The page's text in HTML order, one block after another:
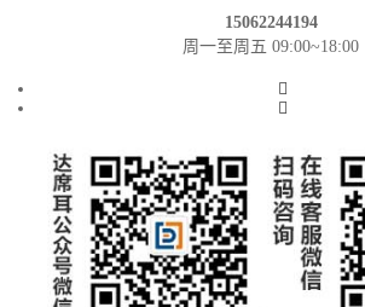
15062244194
周一至周五 09:00~18:00